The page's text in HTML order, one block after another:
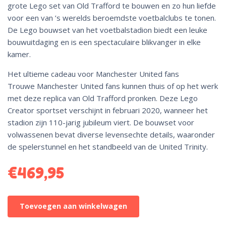
grote Lego set van Old Trafford te bouwen en zo hun liefde
voor een van ’s werelds beroemdste voetbalclubs te tonen.
De Lego bouwset van het voetbalstadion biedt een leuke
bouwuitdaging en is een spectaculaire blikvanger in elke
kamer.
Het ultieme cadeau voor Manchester United fans
Trouwe Manchester United fans kunnen thuis of op het werk
met deze replica van Old Trafford pronken. Deze Lego
Creator sportset verschijnt in februari 2020, wanneer het
stadion zijn 110-jarig jubileum viert. De bouwset voor
volwassenen bevat diverse levensechte details, waaronder
de spelerstunnel en het standbeeld van de United Trinity.
€469,95
Toevoegen aan winkelwagen